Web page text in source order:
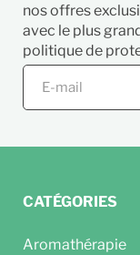
nos offres
avec le plus
politique de
CATÉGORIES
Aromathérapie